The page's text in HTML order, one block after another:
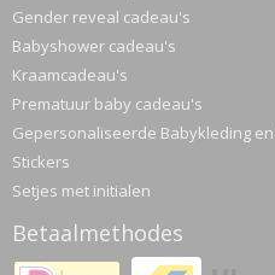
Gender reveal cadeau's
Babyshower cadeau's
Kraamcadeau's
Prematuur baby cadeau's
Gepersonaliseerde Babykleding
Stickers
Setjes met initialen
Betaalmethodes